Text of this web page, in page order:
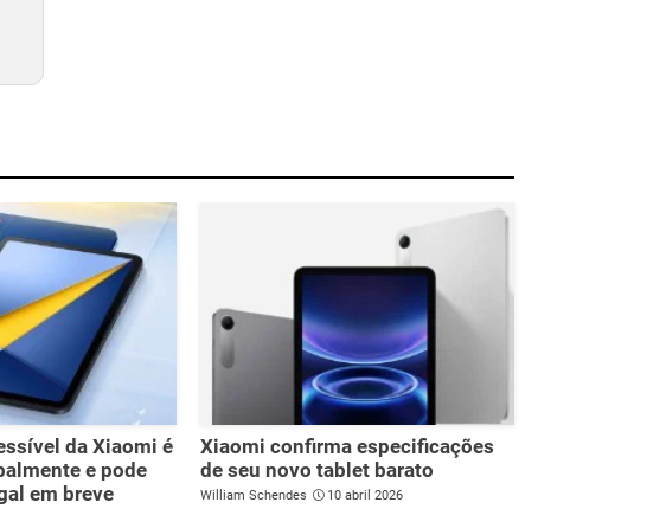
da Xiaomi é
e pode
em breve
Xiaomi confirma especificações
de seu novo tablet barato
William Schendes 10 abril 2026